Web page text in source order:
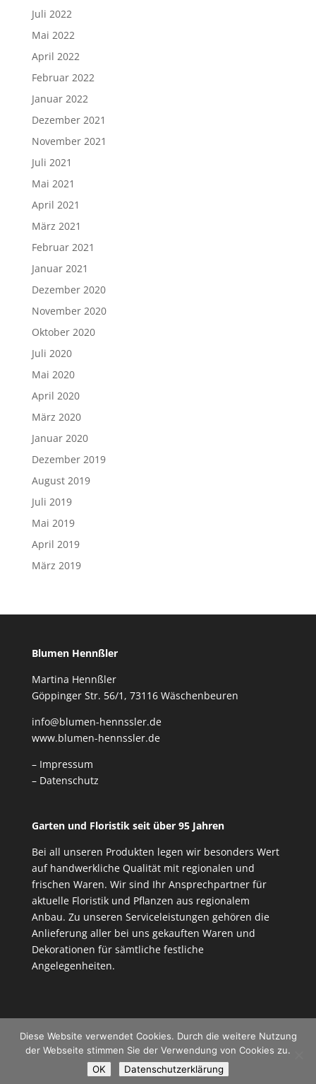
Juli 2022
Mai 2022
April 2022
Februar 2022
Januar 2022
Dezember 2021
November 2021
Juli 2021
Mai 2021
April 2021
März 2021
Februar 2021
Januar 2021
Dezember 2020
November 2020
Oktober 2020
Juli 2020
Mai 2020
April 2020
März 2020
Januar 2020
Dezember 2019
August 2019
Juli 2019
Mai 2019
April 2019
März 2019
Blumen Hennßler
Martina Hennßler
Göppinger Str. 56/1, 73116 Wäschenbeuren
info@blumen-hennssler.de
www.blumen-hennssler.de
– Impressum
– Datenschutz
Garten und Floristik seit über 95 Jahren
Bei all unseren Produkten legen wir besonders Wert
auf handwerkliche Qualität mit regionalen und
frischen Waren. Wir sind Ihr Ansprechpartner für
aktuelle Floristik und Pflanzen aus regionalem
Anbau. Zu unseren Serviceleistungen gehören die
Anlieferung aller bei uns gekauften Waren und
Dekorationen für sämtliche festliche
Angelegenheiten.
Copyright - Blumen Hennßler
Diese Website verwendet Cookies. Durch die weitere Nutzung
der Webseite stimmen Sie der Verwendung von Cookies zu.
OK
Datenschutzerklärung